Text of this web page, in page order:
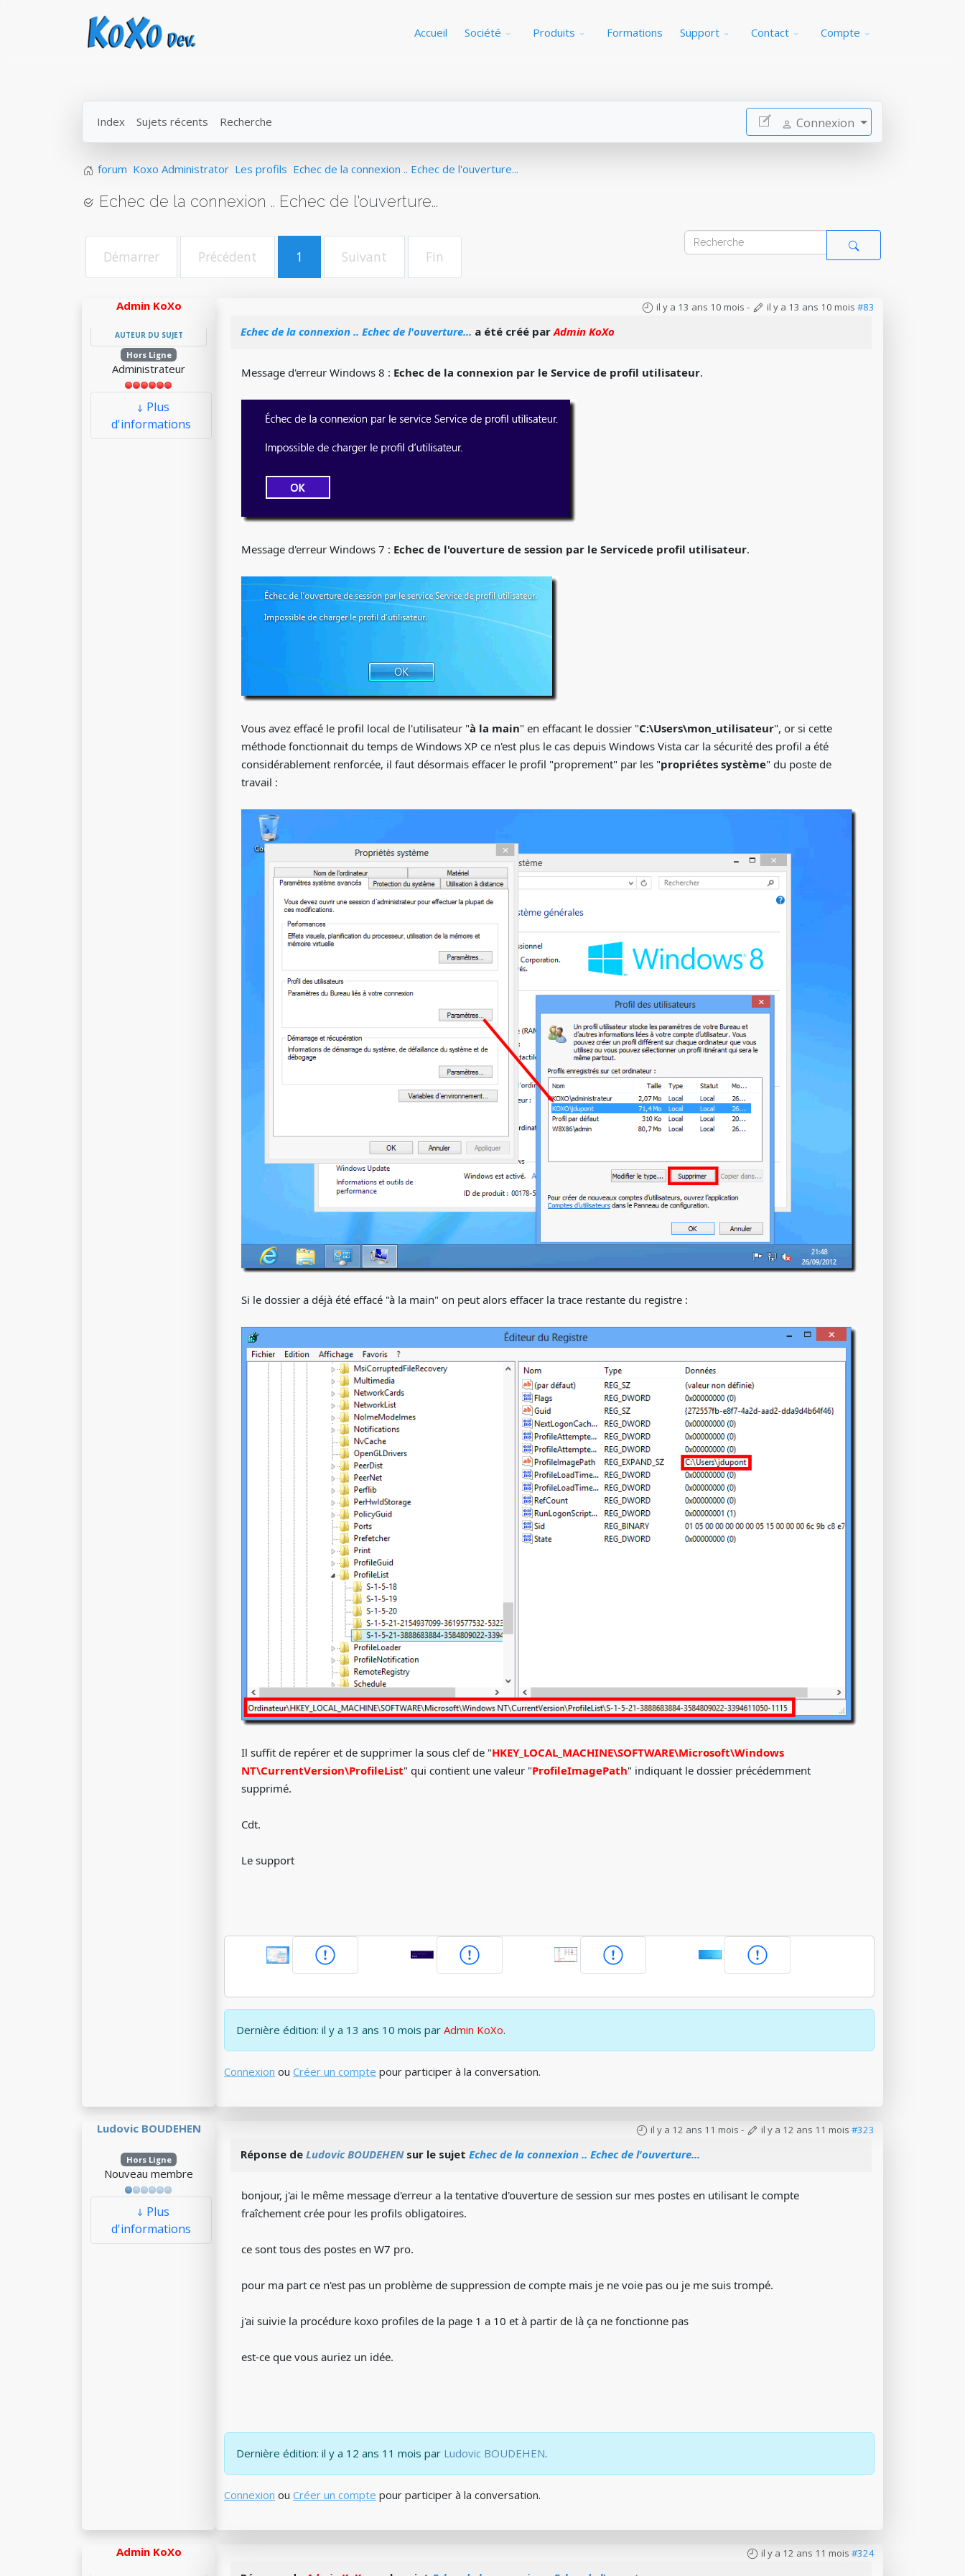
Accueil Société Produits Formations Support Contact Compte
Index Sujets récents Recherche Connexion
forum Koxo Administrator Les profils Echec de la connexion .. Echec de l'ouverture...
Echec de la connexion .. Echec de l'ouverture...
Démarrer Précédent 1 Suivant Fin
Admin KoXo
AUTEUR DU SUJET
Hors Ligne
Administrateur
Plus
d'informations
il y a 13 ans 10 mois - il y a 13 ans 10 mois #83
Echec de la connexion .. Echec de l'ouverture... a été créé parAdmin KoXo
Message d'erreur Windows 8 : Echec de la connexion par le Service de profil utilisateur.
Message d'erreur Windows 7 : Echec de l'ouverture de session par le Servicede profil utilisateur.
Vous avez effacé le profil local de l'utilisateur "à la main" en effacant le dossier "C:\Users\mon_utilisateur", or si cette
méthode fonctionnait du temps de Windows XP ce n'est plus le cas depuis Windows Vista car la sécurité des profil a été
considérablement renforcée, il faut désormais effacer le profil "proprement" par les "propriétes système" du poste de
travail :
Si le dossier a déjà été effacé "à la main" on peut alors effacer la trace restante du registre :
Il suffit de repérer et de supprimer la sous clef de "HKEY_LOCAL_MACHINE\SOFTWARE\Microsoft\Windows
NT\CurrentVersion\ProfileList" qui contient une valeur "ProfileImagePath" indiquant le dossier précédemment
supprimé.
Cdt.
Le support
Dernière édition: il y a 13 ans 10 mois par Admin KoXo.
Connexion ou Créer un compte pour participer à la conversation.
Ludovic BOUDEHEN
Hors Ligne
Nouveau membre
Plus
d'informations
il y a 12 ans 11 mois - il y a 12 ans 11 mois #323
Réponse de Ludovic BOUDEHENsur le sujet Echec de la connexion .. Echec de l'ouverture...
bonjour, j'ai le même message d'erreur a la tentative d'ouverture de session sur mes postes en utilisant le compte
fraîchement crée pour les profils obligatoires.
ce sont tous des postes en W7 pro.
pour ma part ce n'est pas un problème de suppression de compte mais je ne voie pas ou je me suis trompé.
j'ai suivie la procédure koxo profiles de la page 1 a 10 et à partir de là ça ne fonctionne pas
est-ce que vous auriez un idée.
Dernière édition: il y a 12 ans 11 mois par Ludovic BOUDEHEN.
Connexion ou Créer un compte pour participer à la conversation.
Admin KoXo il y a 12 ans 11 mois #324